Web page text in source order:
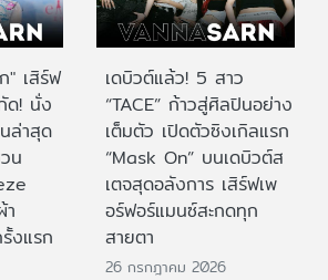
" เสิร์ฟ
ด! นั่ง
ล่าสุด
น
งแรก
เดบิวต์แล้ว! 5 สาว
“TACE” ก้าวสู่ศิลปินอย่าง
เต็มตัว เปิดตัวซิงเกิลแรก
“Mask On” บนเดบิวต์ส
เตจสุดอลังการ เสิร์ฟเพ
อร์ฟอร์แมนซ์สะกดทุก
สายตา
26 กรกฎาคม 2026